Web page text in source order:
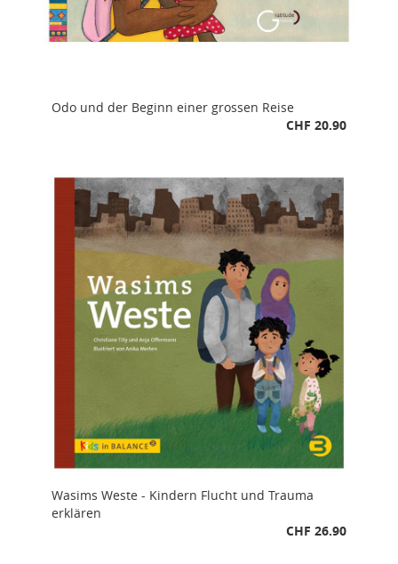
Odo und der Beginn einer grossen Reise
CHF 20.90
Wasims Weste - Kindern Flucht und Trauma
erklären
CHF 26.90